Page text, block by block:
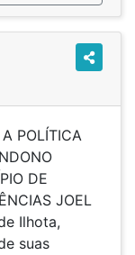
POLÍTICA
DE
JOEL
Ilhota,
suas